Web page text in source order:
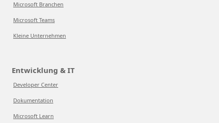
Microsoft Branchen
Microsoft Teams
Kleine Unternehmen
Entwicklung & IT
Developer Center
Dokumentation
Microsoft Learn